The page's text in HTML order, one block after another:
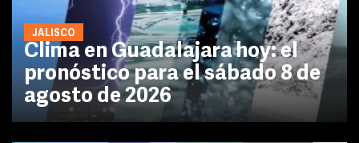
JALISCO
Clima en Guadalajara hoy: el
pronóstico para el sábado 8 de
agosto de 2026